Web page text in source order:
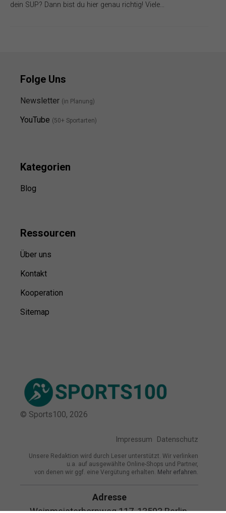
dein SUP? Dann bist du hier genau richtig! Viele…
Folge Uns
Newsletter (in Planung)
YouTube (50+ Sportarten)
Kategorien
Blog
Ressourcen
Über uns
Kontakt
Kooperation
Sitemap
© Sports100, 2026
Impressum Datenschutz
Unsere Redaktion wird durch Leser unterstützt. Wir verlinken
u.a. auf ausgewählte Online-Shops und Partner,
von denen wir ggf. eine Vergütung erhalten. Mehr erfahren.
Adresse